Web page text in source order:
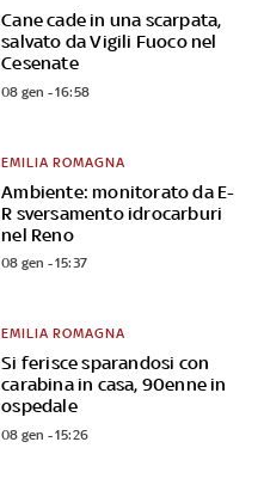
Cane cade in una scarpata,
salvato da Vigili Fuoco nel
Cesenate
08 gen - 16:58
Ambiente: monitorato da E-
R sversamento idrocarburi
nel Reno
EMILIA ROMAGNA
08 gen - 15:37
Si ferisce sparandosi con
carabina in casa, 90enne in
ospedale
EMILIA ROMAGNA
08 gen - 15:26